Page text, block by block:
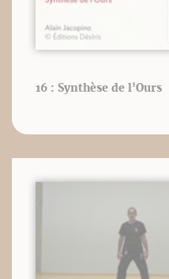
16 : Synthèse de l'Ours